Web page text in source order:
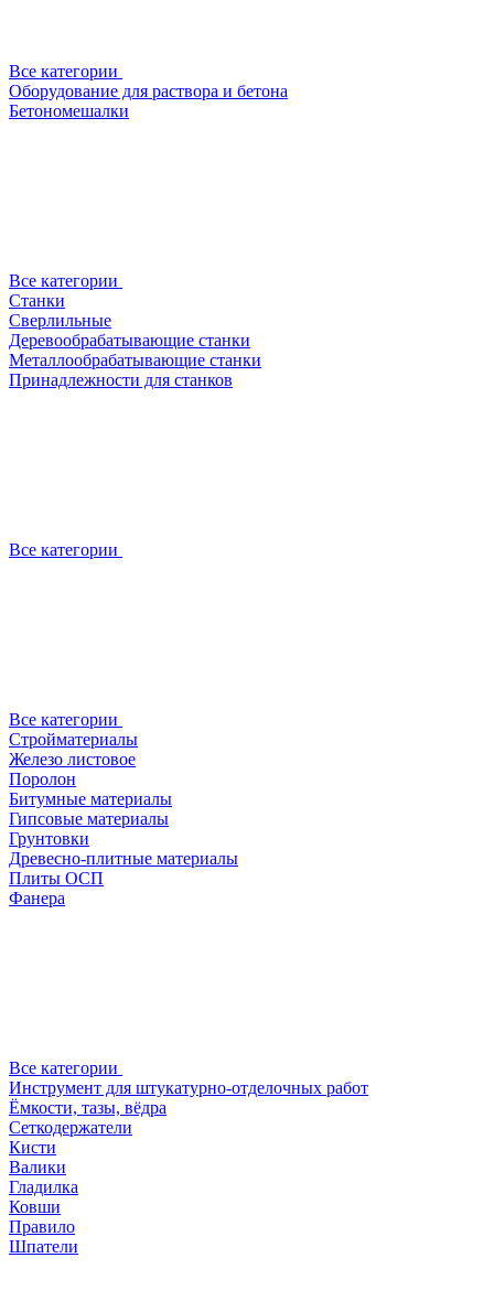
Все категории
Оборудование для раствора и бетона
Бетономешалки
Все категории
Станки
Сверлильные
Деревообрабатывающие станки
Металлообрабатывающие станки
Принадлежности для станков
Все категории
Все категории
Стройматериалы
Железо листовое
Поролон
Битумные материалы
Гипсовые материалы
Грунтовки
Древесно-плитные материалы
Плиты ОСП
Фанера
Все категории
Инструмент для штукатурно-отделочных работ
Ёмкости, тазы, вёдра
Сеткодержатели
Кисти
Валики
Гладилка
Ковши
Правило
Шпатели